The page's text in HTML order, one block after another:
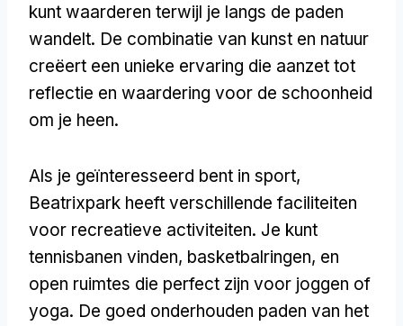
kunt waarderen terwijl je langs de paden
wandelt. De combinatie van kunst en natuur
creëert een unieke ervaring die aanzet tot
reflectie en waardering voor de schoonheid
om je heen.
Als je geïnteresseerd bent in sport,
Beatrixpark heeft verschillende faciliteiten
voor recreatieve activiteiten. Je kunt
tennisbanen vinden, basketbalringen, en
open ruimtes die perfect zijn voor joggen of
yoga. De goed onderhouden paden van het